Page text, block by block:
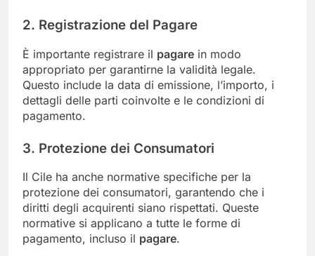
2. Registrazione del Pagare
È importante registrare il pagare in modo
appropriato per garantirne la validità legale.
Questo include la data di emissione, l’importo, i
dettagli delle parti coinvolte e le condizioni di
pagamento.
3. Protezione dei Consumatori
Il Cile ha anche normative specifiche per la
protezione dei consumatori, garantendo che i
diritti degli acquirenti siano rispettati. Queste
normative si applicano a tutte le forme di
pagamento, incluso il pagare.